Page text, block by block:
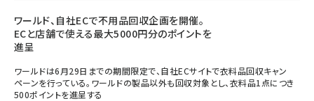
ワールド、自社ECで不用品回収企画を開催。
ECと店舗で使える最大5000円分のポイントを
進呈
ワールドは6月29日までの期間限定で、自社ECサイトで衣料品回収キャン
ペーンを行っている。ワールドの製品以外も回収対象とし、衣料品1点につき
500ポイントを進呈する